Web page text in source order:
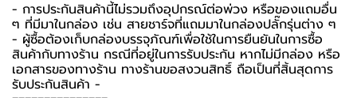
- การประกันสินค้านี้ไม่รวมถึงอุปกรณ์ต่อพ่วง หรือของแถมอื่น
ๆ ที่มีมาในกล่อง เช่น สายชาร์จที่แถมมาในกล่องปลั๊กรุ่นต่าง ๆ
-️ ผู้ซื้อต้องเก็บกล่องบรรจุภัณฑ์เพื่อใช้ในการยืนยันในการซื้อ
สินค้ากับทางร้าน กรณีที่อยู่ในการรับประกัน หากไม่มีกล่อง หรือ
เอกสารของทางร้าน ทางร้านขอสงวนสิทธิ์ ถือเป็นที่สิ้นสุดการ
รับประกันสินค้า -️